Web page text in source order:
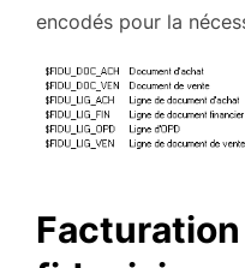
encodés pour la